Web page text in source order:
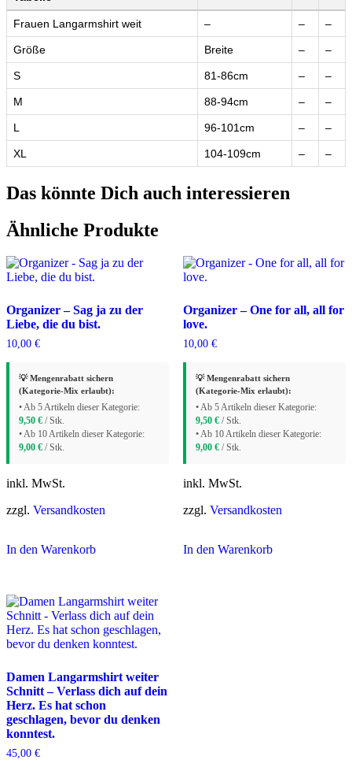
Frauen Langarmshirt weit – – –
Größe Breite – –
S 81-86cm – –
M 88-94cm – –
L 96-101cm – –
XL 104-109cm – –
Das könnte Dich auch interessieren
Ähnliche Produkte
Organizer – Sag ja zu der
Liebe, die du bist.
10,00 €
💡 Mengenrabatt sichern
(Kategorie-Mix erlaubt):
• Ab 5 Artikeln dieser Kategorie:
9,50 € / Stk.
• Ab 10 Artikeln dieser Kategorie:
9,00 € / Stk.
inkl. MwSt.
zzgl. Versandkosten
In den Warenkorb
Organizer – One for all, all for
love.
10,00 €
💡 Mengenrabatt sichern
(Kategorie-Mix erlaubt):
• Ab 5 Artikeln dieser Kategorie:
9,50 €/ Stk.
• Ab 10 Artikeln dieser Kategorie:
9,00 €/ Stk.
inkl. MwSt.
zzgl. Versandkosten
In den Warenkorb
Damen Langarmshirt weiter
Schnitt – Verlass dich auf dein
Herz. Es hat schon
geschlagen, bevor du denken
konntest.
45,00 €